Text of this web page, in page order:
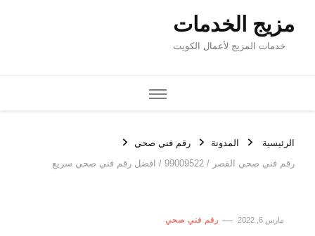
مزيج الخدمات
خدمات المزيج لأعمال الكويت
الرئيسية المدونة
رقم فني صحي
رقم فني صحي القصر / 99009522 / افضل رقم فني صحي سريع
مارس 6, 2022 رقم فني صحي